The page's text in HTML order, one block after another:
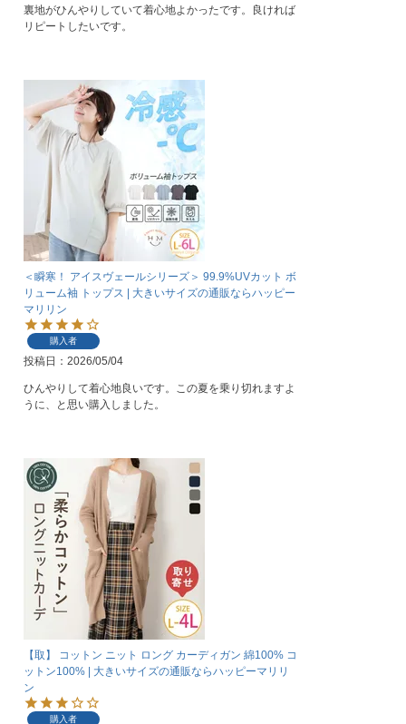
裏地がひんやりしていて着心地よかったです。良ければ
リピートしたいです。
＜瞬寒！ アイスヴェールシリーズ＞ 99.9%UVカット ボ
リューム袖 トップス | 大きいサイズの通販ならハッピー
マリリン
購入者
投稿日 2026/05/04
ひんやりして着心地良いです。この夏を乗り切れますよ
うに、と思い購入しました。
【取】 コットン ニット ロング カーディガン 綿100% コ
ットン100% | 大きいサイズの通販ならハッピーマリリ
ン
購入者